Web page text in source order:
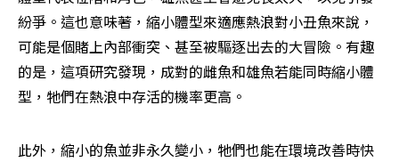
紛爭。這也意味著，縮小體型來適應熱浪對小丑魚來說，
可能是個賭上內部衝突、甚至被驅逐出去的大冒險。有趣
的是，這項研究發現，成對的雌魚和雄魚若能同時縮小體
型，牠們在熱浪中存活的機率更高。
此外，縮小的魚並非永久變小，牠們也能在環境改善時快